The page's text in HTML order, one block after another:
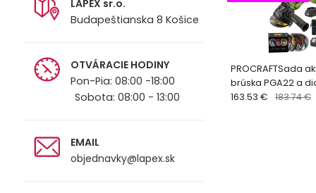
LAPEX sr.o.
Budapeštianska 8 Košice
OTVÁRACIE HODINY
Pon-Pia: 08:00 -18:00
Sobota: 08:00 - 13:00
EMAIL
objednavky@lapex.sk
PROCRAFTSada
brúska PGA22 a
DS3.125 + taška
163.53 € 183.74 €